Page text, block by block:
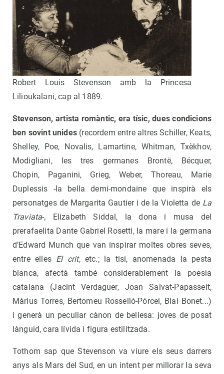
Robert Louis Stevenson amb la Princesa
Lilioukalani, cap al 1889.
Stevenson, artista romàntic, era tísic, dues condicions
ben sovint unides(recordem entre altres Schiller, Keats,
Shelley, Poe, Novalis, Lamartine, Whitman, Txèkhov,
Modigliani, les tres germanes Brontë, Bécquer,
Chopin, Paganini, Grieg, Weber, Thoreau, Marie
Duplessis -la bella demi-mondaine que inspirà els
personatges de Margarita Gautier i de la Violetta de La
Traviata-, Elizabeth Siddal, la dona i musa del
prerafaelita Dante Gabriel Rosetti, la mare i la germana
d’Edward Munch que van inspirar moltes obres seves,
entre elles El crit, etc.; la tisi, anomenada la pesta
blanca, afectà també considerablement la poesia
catalana (Jacint Verdaguer, Joan Salvat-Papasseit,
Màrius Torres, Bertomeu Rosselló-Pórcel, Blai Bonet...)
i generà un peculiar cànon de bellesa: joves de posat
lànguid, cara lívida i figura estilitzada.
Tothom sap que Stevenson va viure els seus darrers
anys als Mars del Sud, en un intent per millorar la seva